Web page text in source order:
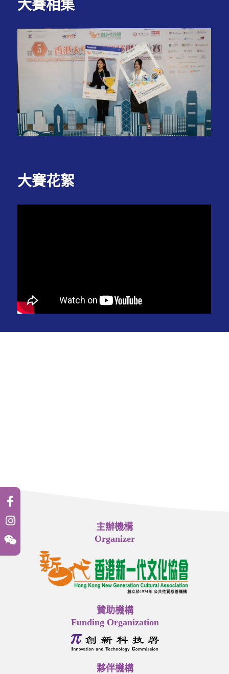
大賽相集
大賽花絮
主辦機構
Organizer
贊助機構
Funding Organization
夥伴機構